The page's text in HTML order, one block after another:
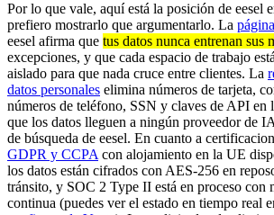
Por lo que vale, aquí está la posición de eesel
prefiero mostrarlo que argumentarlo. La
eesel afirma que tus datos nunca entrenan sus
excepciones, y que cada espacio de trabajo
aislado para que nada cruce entre clientes. La
datos personales elimina números de tarjeta,
números de teléfono, SSN y claves de API en
que los datos lleguen a ningún proveedor de
de búsqueda de eesel. En cuanto a
GDPR y CCPA con alojamiento en la UE
los datos están cifrados con AES-256 en
tránsito, y SOC 2 Type II está en proceso con
continua (puedes ver el estado en tiempo real